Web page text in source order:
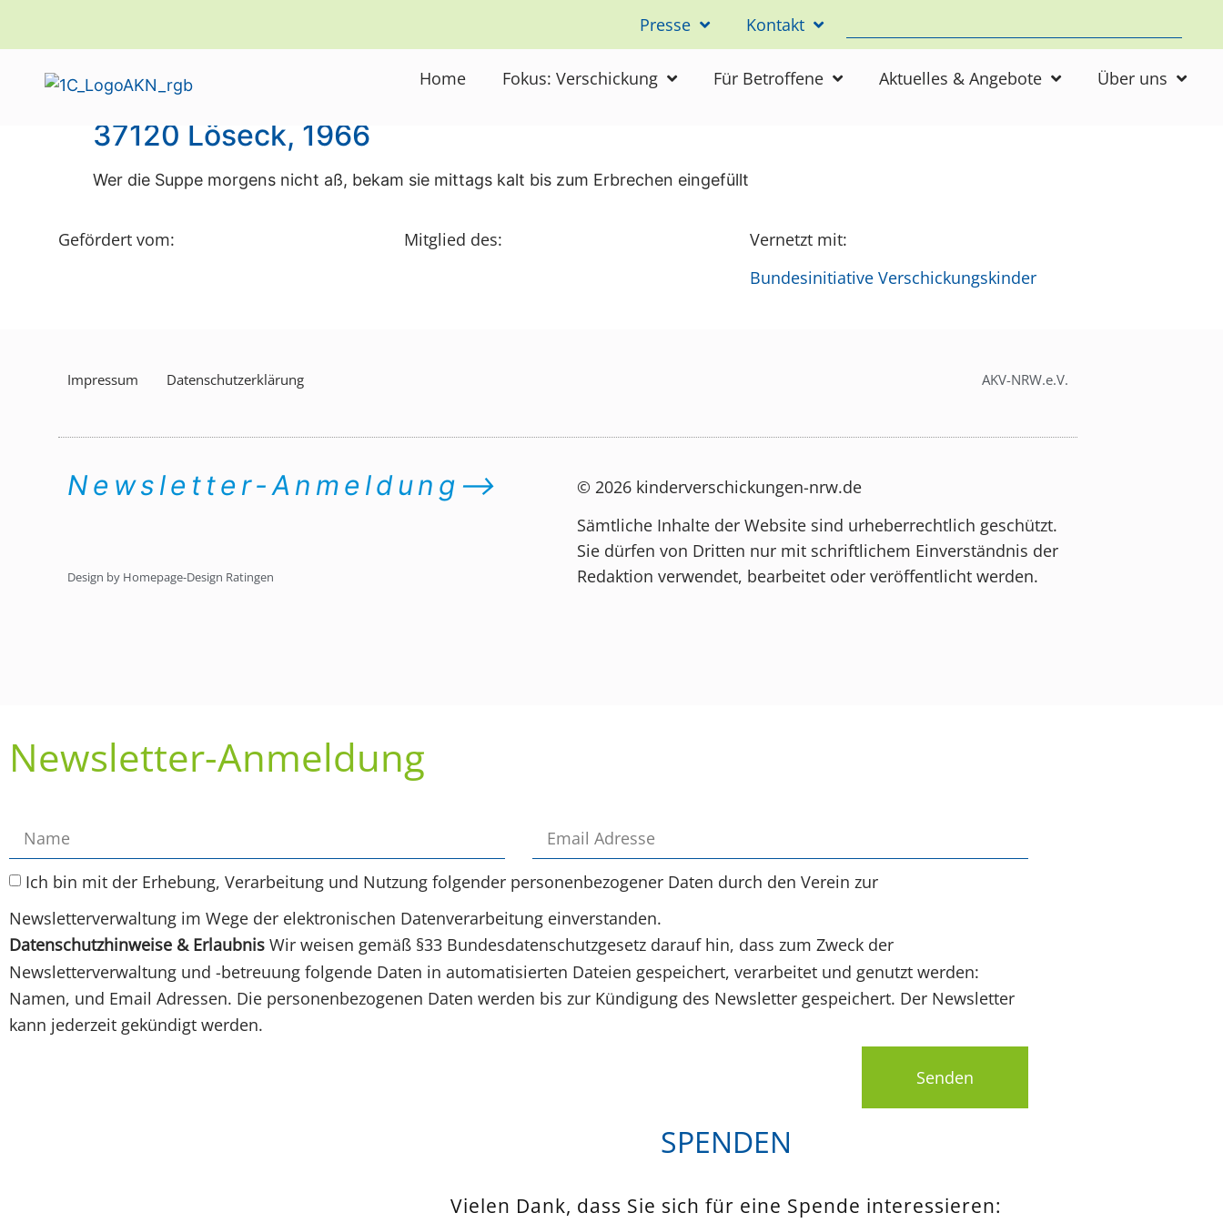
Presse Kontakt
Home Fokus: Verschickung Für Betroffene Aktuelles & Angebote Über uns
Kategorie:
37120 Löseck, 1966
Wer die Suppe morgens nicht aß, bekam sie mittags kalt bis zum Erbrechen eingefüllt
Gefördert vom: Mitglied des:
Vernetzt mit:
Bundesinitiative Verschickungskinder
Impressum Datenschutzerklärung AKV-NRW.e.V.
Newsletter-Anmeldung⟶
Design by Homepage-Design Ratingen
© 2026 kinderverschickungen-nrw.de
Sämtliche Inhalte der Website sind urheberrechtlich geschützt.
Sie dürfen von Dritten nur mit schriftlichem Einverständnis der
Redaktion verwendet, bearbeitet oder veröffentlicht werden.
Newsletter-Anmeldung
Ich bin mit der Erhebung, Verarbeitung und Nutzung folgender personenbezogener Daten durch den Verein zur
Newsletterverwaltung im Wege der elektronischen Datenverarbeitung einverstanden.
Datenschutzhinweise & Erlaubnis Wir weisen gemäß §33 Bundesdatenschutzgesetz darauf hin, dass zum Zweck der
Newsletterverwaltung und -betreuung folgende Daten in automatisierten Dateien gespeichert, verarbeitet und genutzt werden:
Namen, und Email Adressen. Die personenbezogenen Daten werden bis zur Kündigung des Newsletter gespeichert. Der Newsletter
kann jederzeit gekündigt werden.
Senden
SPENDEN
Vielen Dank, dass Sie sich für eine Spende interessieren: